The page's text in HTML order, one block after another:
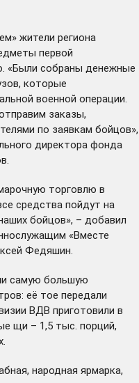
жители региона
первой
«Были собраны денежные
которые
военной операции.
заказы,
по заявкам бойцов»,
директора фонда
торговлю в
средства пойдут на
бойцов», – добавил
«Вместе
Федяшин.
самую большую
её тое передали
ВДВ приготовили в
щи – 1,5 тыс. порций,
народная ярмарка,